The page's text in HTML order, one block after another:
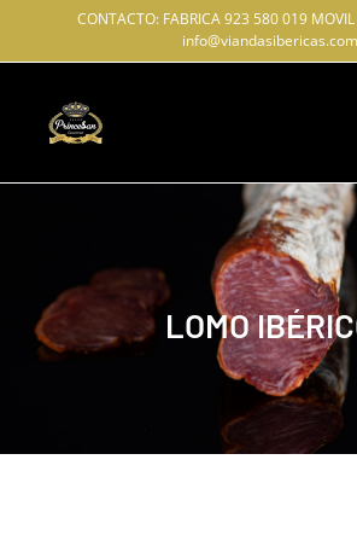
CONTACTO: FABRICA 923 580 019
info@viandasibericas.com
LOMO